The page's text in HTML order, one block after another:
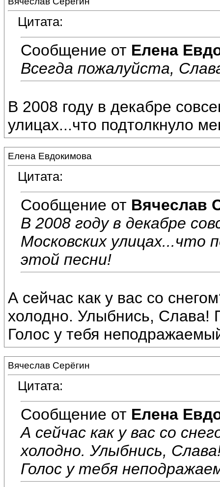
Цитата:
Сообщение от Елена
Всегда пожалуйста,
В 2008 году в декабре
улицах...что подтолкнуло
Елена Евдокимова
Цитата:
Сообщение от Вячеслав
В 2008 году в декабре
Московских улицах...что
этой песни!
А сейчас как у вас со
холодно. Улыбнись, Слава!
Голос у тебя
Вячеслав Серёгин
Цитата:
Сообщение от Елена
А сейчас как у вас со
холодно. Улыбнись,
Голос у тебя